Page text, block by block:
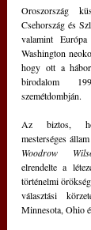
Oroszország
Csehország és
valamint
Washington
hogy ott a
birodalom
szemétdombján.
Az biztos,
Woodrow
elrendelte a
történelmi
választási
Minnesota, Ohio